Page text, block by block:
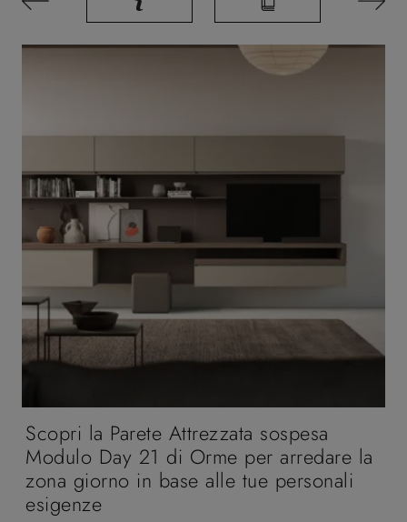
Scopri la Parete Attrezzata sospesa
Modulo Day 21 di Orme per arredare la
zona giorno in base alle tue personali
esigenze